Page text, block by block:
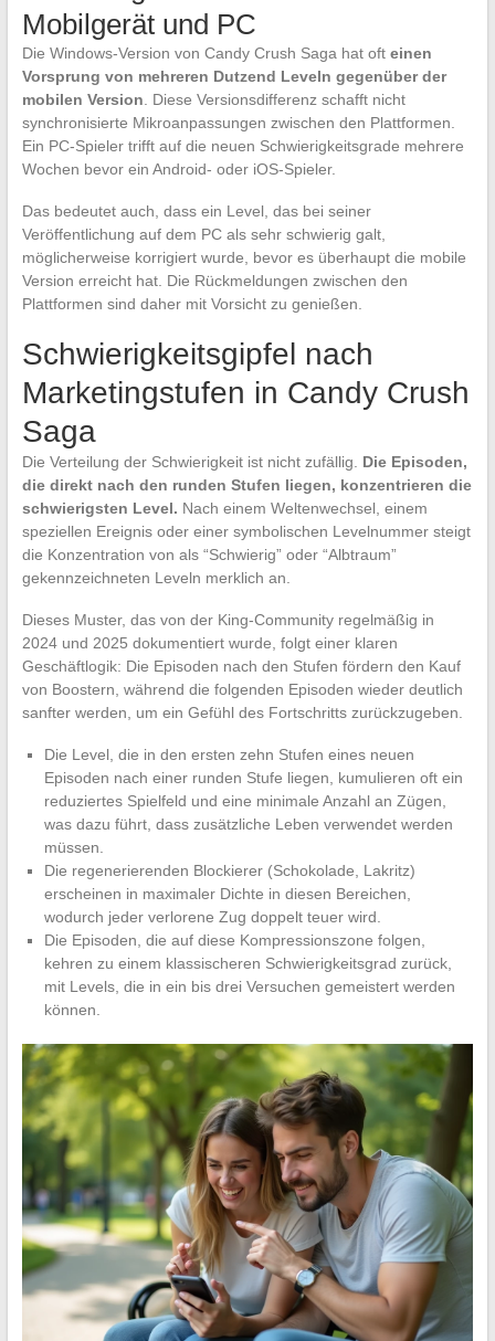
Mobilgerät und PC
Die Windows-Version von Candy Crush Saga hat oft einen
Vorsprung von mehreren Dutzend Leveln gegenüber der
mobilen Version . Diese Versionsdifferenz schafft nicht
synchronisierte Mikroanpassungen zwischen den Plattformen.
Ein PC-Spieler trifft auf die neuen Schwierigkeitsgrade mehrere
Wochen bevor ein Android- oder iOS-Spieler.
Das bedeutet auch, dass ein Level, das bei seiner
Veröffentlichung auf dem PC als sehr schwierig galt,
möglicherweise korrigiert wurde, bevor es überhaupt die mobile
Version erreicht hat. Die Rückmeldungen zwischen den
Plattformen sind daher mit Vorsicht zu genießen.
Schwierigkeitsgipfel nach
Marketingstufen in Candy Crush
Saga
Die Verteilung der Schwierigkeit ist nicht zufällig. Die Episoden,
die direkt nach den runden Stufen liegen, konzentrieren die
schwierigsten Level. Nach einem Weltenwechsel, einem
speziellen Ereignis oder einer symbolischen Levelnummer steigt
die Konzentration von als “Schwierig” oder “Albtraum”
gekennzeichneten Leveln merklich an.
Dieses Muster, das von der King-Community regelmäßig in
2024 und 2025 dokumentiert wurde, folgt einer klaren
Geschäftlogik: Die Episoden nach den Stufen fördern den Kauf
von Boostern, während die folgenden Episoden wieder deutlich
sanfter werden, um ein Gefühl des Fortschritts zurückzugeben.
Die Level, die in den ersten zehn Stufen eines neuen
Episoden nach einer runden Stufe liegen, kumulieren oft ein
reduziertes Spielfeld und eine minimale Anzahl an Zügen,
was dazu führt, dass zusätzliche Leben verwendet werden
müssen.
Die regenerierenden Blockierer (Schokolade, Lakritz)
erscheinen in maximaler Dichte in diesen Bereichen,
wodurch jeder verlorene Zug doppelt teuer wird.
Die Episoden, die auf diese Kompressionszone folgen,
kehren zu einem klassischeren Schwierigkeitsgrad zurück,
mit Levels, die in ein bis drei Versuchen gemeistert werden
können.